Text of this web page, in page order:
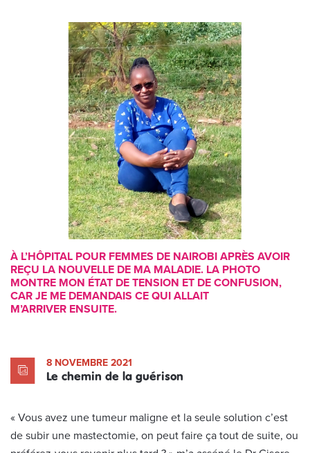
À L’HÔPITAL POUR FEMMES DE NAIROBI APRÈS AVOIR
REÇU LA NOUVELLE DE MA MALADIE. LA PHOTO
MONTRE MON ÉTAT DE TENSION ET DE CONFUSION,
CAR JE ME DEMANDAIS CE QUI ALLAIT
M’ARRIVER ENSUITE.
8 NOVEMBRE 2021
Le chemin de la guérison
« Vous avez une tumeur maligne et la seule solution c’est
de subir une mastectomie, on peut faire ça tout de suite, ou